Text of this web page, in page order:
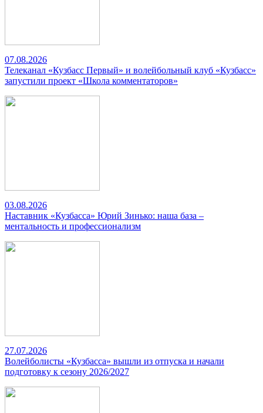
07.08.2026
Телеканал «Кузбасс Первый» и волейбольный клуб «Кузбасс»
запустили проект «Школа комментаторов»
03.08.2026
Наставник «Кузбасса» Юрий Зинько: наша база –
ментальность и профессионализм
27.07.2026
Волейболисты «Кузбасса» вышли из отпуска и начали
подготовку к сезону 2026/2027